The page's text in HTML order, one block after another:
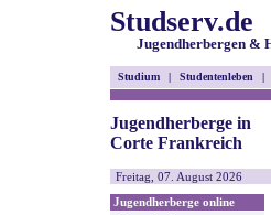
Studserv.de
Jugendherbergen &
Studium | Studentenleben |
Jugendherberge in
Corte Frankreich
Freitag, 07. August 2026
Jugendherberge online